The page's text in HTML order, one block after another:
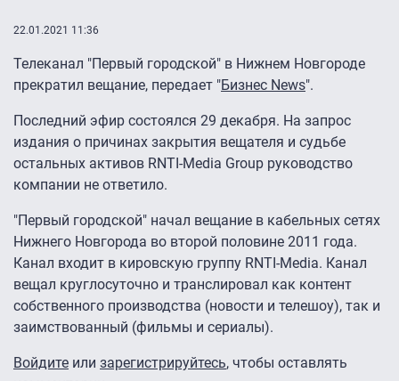
22.01.2021 11:36
Телеканал "Первый городской" в Нижнем Новгороде
прекратил вещание, передает "Бизнес News".
Последний эфир состоялся 29 декабря. На запрос
издания о причинах закрытия вещателя и судьбе
остальных активов RNTI-Media Group руководство
компании не ответило.
"Первый городской" начал вещание в кабельных сетях
Нижнего Новгорода во второй половине 2011 года.
Канал входит в кировскую группу RNTI-Media. Канал
вещал круглосуточно и транслировал как контент
собственного производства (новости и телешоу), так и
заимствованный (фильмы и сериалы).
Войдите или зарегистрируйтесь, чтобы оставлять